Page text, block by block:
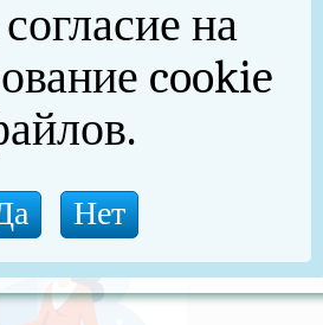
МСП
защите прав
на
cookie